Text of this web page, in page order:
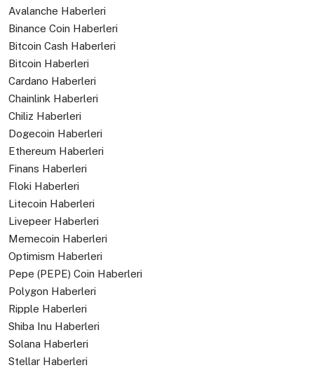
Avalanche Haberleri
Binance Coin Haberleri
Bitcoin Cash Haberleri
Bitcoin Haberleri
Cardano Haberleri
Chainlink Haberleri
Chiliz Haberleri
Dogecoin Haberleri
Ethereum Haberleri
Finans Haberleri
Floki Haberleri
Litecoin Haberleri
Livepeer Haberleri
Memecoin Haberleri
Optimism Haberleri
Pepe (PEPE) Coin Haberleri
Polygon Haberleri
Ripple Haberleri
Shiba Inu Haberleri
Solana Haberleri
Stellar Haberleri